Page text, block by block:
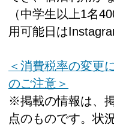
（中学生以上1名
用可能日は
＜消費税率の変更
のご注意＞
※掲載の情報は、
点のものです。状